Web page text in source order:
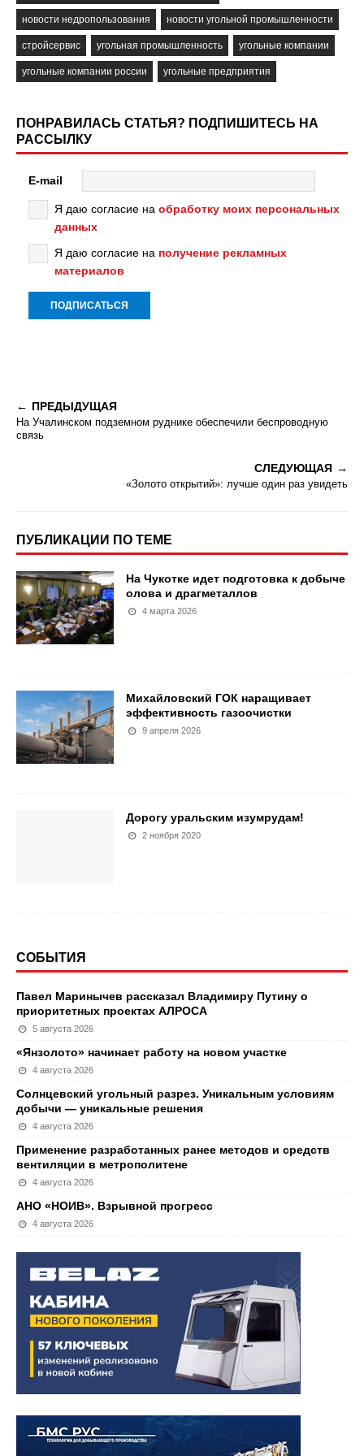
новости недропользования новости угольной промышленности
стройсервис угольная промышленность угольные компании
угольные компании россии угольные предприятия
ПОНРАВИЛАСЬ СТАТЬЯ? ПОДПИШИТЕСЬ НА
РАССЫЛКУ
E-mail
Я даю согласие на обработку моих персональных
данных
Я даю согласие на получение рекламных
материалов
ПРЕДЫДУЩАЯ
На Учалинском подземном руднике обеспечили беспроводную
связь
СЛЕДУЮЩАЯ
«Золото открытий»: лучше один раз увидеть
ПУБЛИКАЦИИ ПО ТЕМЕ
На Чукотке идет подготовка к добыче
олова и драгметаллов
4 марта 2026
Михайловский ГОК наращивает
эффективность газоочистки
9 апреля 2026
Дорогу уральским изумрудам!
2 ноября 2020
СОБЫТИЯ
Павел Маринычев рассказал Владимиру Путину о
приоритетных проектах АЛРОСА
5 августа 2026
«Янзолото» начинает работу на новом участке
4 августа 2026
Солнцевский угольный разрез. Уникальным условиям
добычи — уникальные решения
4 августа 2026
Применение разработанных ранее методов и средств
вентиляции в метрополитене
4 августа 2026
АНО «НОИВ». Взрывной прогресс
4 августа 2026